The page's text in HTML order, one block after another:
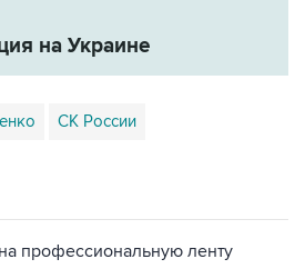
на Украине
СК России
профессиональную ленту